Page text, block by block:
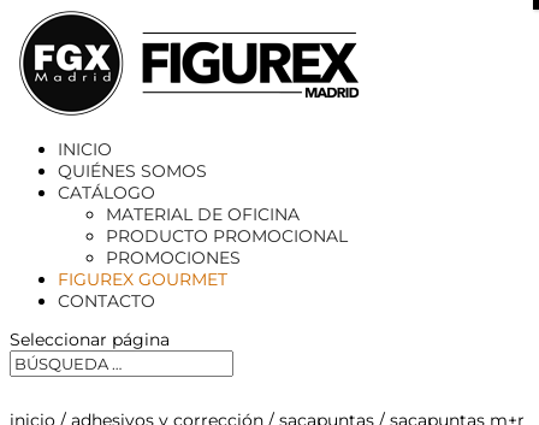
INICIO
QUIÉNES SOMOS
CATÁLOGO
MATERIAL DE OFICINA
PRODUCTO PROMOCIONAL
PROMOCIONES
FIGUREX GOURMET
CONTACTO
Seleccionar página
inicio / adhesivos y corrección / sacapuntas / sacapuntas m+r